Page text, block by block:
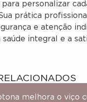
personalizar
prática
e atenção
saúde integral e a
melhora o viço